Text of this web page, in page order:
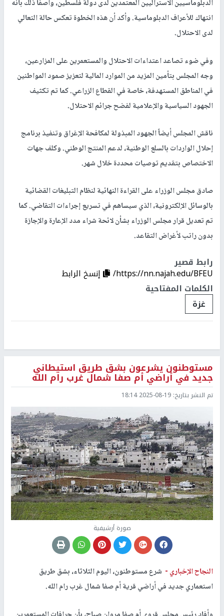
الدبلوماسيين الأستراليين المعتمدين لدى دولة فلسطين، واصفاً ذلك بأنه
انتهاك للأعراف الدبلوماسية. وأكد أن هذه الخطوة تعكس حالة التعالي
لدى الاحتلال.
وفي ضوء تصاعد اعتداءات الاحتلال والمستعمرين على المزارعين،
وجه المجلس بتأمين المزيد من الموارد المالية لتعزيز صمود المواطنين
في المناطق المستهدفة، خاصة في القطاع الزراعي. كما تم تكثيف
الجهود السياسية والإعلامية لفضح جرائم الاحتلال.
ناقش المجلس أيضاً الجهود المبذولة لمكافحة الإغراق وتنفيذ برنامج
إحلال الواردات بالسلع الوطنية، لدعم المنتج الوطني. وكلف جهات
الاختصاص بتقديم توصيات محددة خلال شهر.
صادق مجلس الوزراء على القراءة النهائية لنظام التبليغات القضائية
بالوسائل الإلكترونية، الذي سيساهم في تسريع إجراءات التقاضي. كما
تم تعديل قرار مجلس الوزراء بشأن لائحة شراء مدد الإعارة والإجازة
بدون راتب لأغراض التقاعد.
رابط قصير
https://nn.najah.edu/BFEU/
إنسخ الرابط
الكلمات المفتاحية
غزة
مستوطنون يشرعون بشق طريق استيطاني
جديد في أراضي أم صفا شمال غرب رام الله
تم النشر بتاريخ: 2025-08-19 18:14
صورة أرشيفية
النجاح الإخباري - شرع مستوطنون، اليوم الثلاثاء، بشق طريق
استعماري جديد في أراضي قرية أم صفا شمال غرب رام الله.